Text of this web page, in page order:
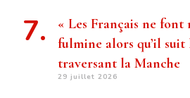
« Les Français ne
fulmine alors qu’il suit
traversant la Manche
29 juillet 2026